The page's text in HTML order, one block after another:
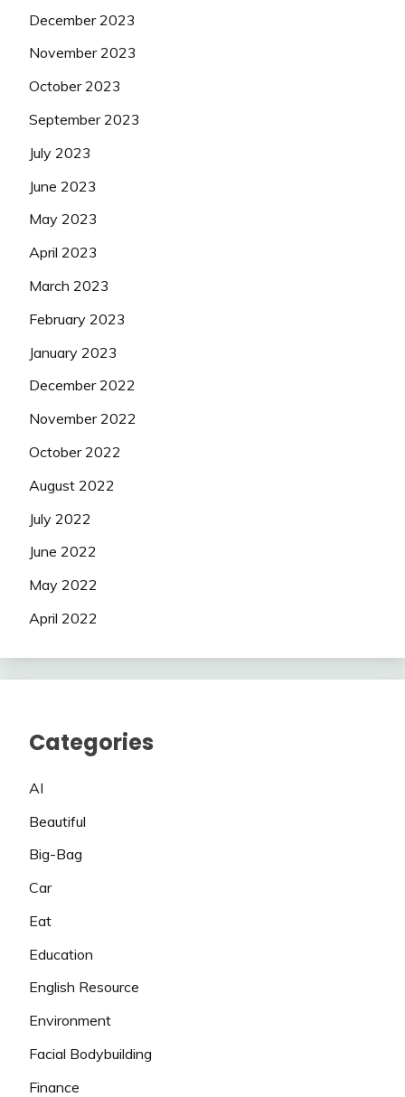
December 2023
November 2023
October 2023
September 2023
July 2023
June 2023
May 2023
April 2023
March 2023
February 2023
January 2023
December 2022
November 2022
October 2022
August 2022
July 2022
June 2022
May 2022
April 2022
Categories
AI
Beautiful
Big-Bag
Car
Eat
Education
English Resource
Environment
Facial Bodybuilding
Finance